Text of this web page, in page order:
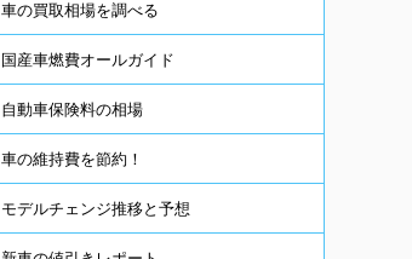
車の買取相場を調べる
国産車燃費オールガイド
自動車保険料の相場
車の維持費を節約！
モデルチェンジ推移と予想